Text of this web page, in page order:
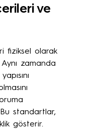
ve
fiziksel olarak
zamanda
standartlar,
gösterir.